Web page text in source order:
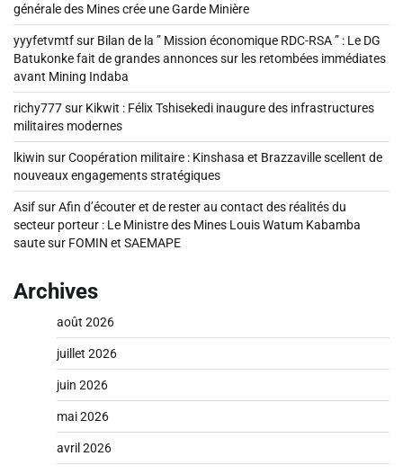
générale des Mines crée une Garde Minière
yyyfetvmtfsur Bilan de la ” Mission économique RDC-RSA ” : Le DG
Batukonke fait de grandes annonces sur les retombées immédiates
avant Mining Indaba
richy777sur Kikwit : Félix Tshisekedi inaugure des infrastructures
militaires modernes
lkiwin surCoopération militaire : Kinshasa et Brazzaville scellent de
nouveaux engagements stratégiques
AsifsurAfin d’écouter et de rester au contact des réalités du
secteur porteur : Le Ministre des Mines Louis Watum Kabamba
saute sur FOMIN et SAEMAPE
Archives
août 2026
juillet 2026
juin 2026
mai 2026
avril 2026